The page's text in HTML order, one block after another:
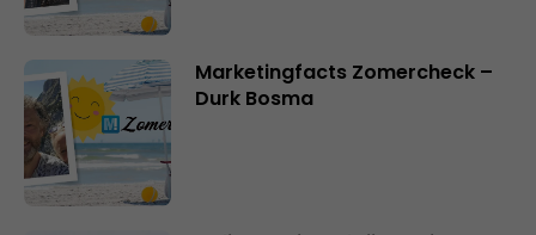
Marketingfacts Zomercheck –
Durk Bosma